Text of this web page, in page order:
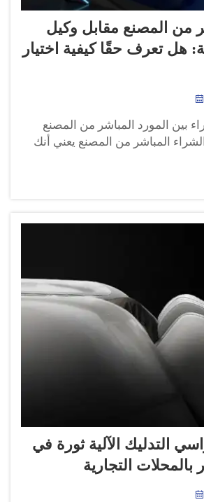
من المصنع مقابل وكيل
هل تعرف حقًا كيفية اختيار
بين المورد المباشر من المصنع
المباشر من المصنع يعني أنك
من كراسي التدليك من المكان
وهذا قد يعني في بعض الأحيان...
التدليك الآلية ثورة في
بالمحلات التجارية